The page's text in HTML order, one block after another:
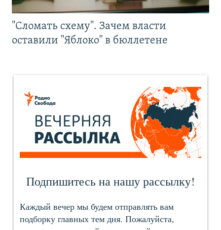
"Сломать схему". Зачем власти
оставили "Яблоко" в бюллетене